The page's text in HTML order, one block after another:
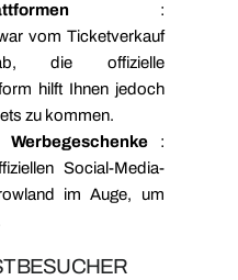
:
vom Ticketverkauf
die offizielle
hilft Ihnen jedoch
zu kommen.
:
Social-Media-
im Auge, um